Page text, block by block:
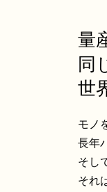
量
同
世
モノ
長年
そし
それ